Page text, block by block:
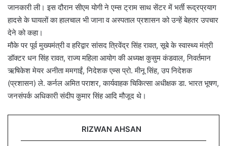
जानकारी ली। इस दौरान सीएम योगी ने एम्स ट्राम साथ सेंटर में भर्ती रूद्रप्रयाग
हादसे के घायलों का हालचाल भी जाना व अस्पताल प्रशासन को उन्हें बेहतर उपचार
देने को कहा।
मौके पर पूर्व मुख्यमंत्री व हरिद्वार सांसद त्रिवेंद्र सिंह रावत, सूबे के स्वास्थ्य मंत्री
डॉक्टर धन सिंह रावत, राज्य महिला आयोग की अध्यक्ष कुसुम कंडवाल, निवर्तमान
ऋषिकेश मेयर अनीता ममगाईं, निदेशक एम्स प्रो. मीनू सिंह, उप निदेशक
(प्रशासन) ले. कर्नल अमित पराशर, कार्यवाहक चिकित्सा अधीक्षक डा. भारत भूषण,
जनसंपर्क अधिकारी संदीप कुमार सिंह आदि मौजूद थे।
RIZWAN AHSAN